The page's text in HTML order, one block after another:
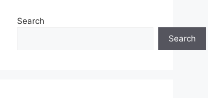
Search
Search